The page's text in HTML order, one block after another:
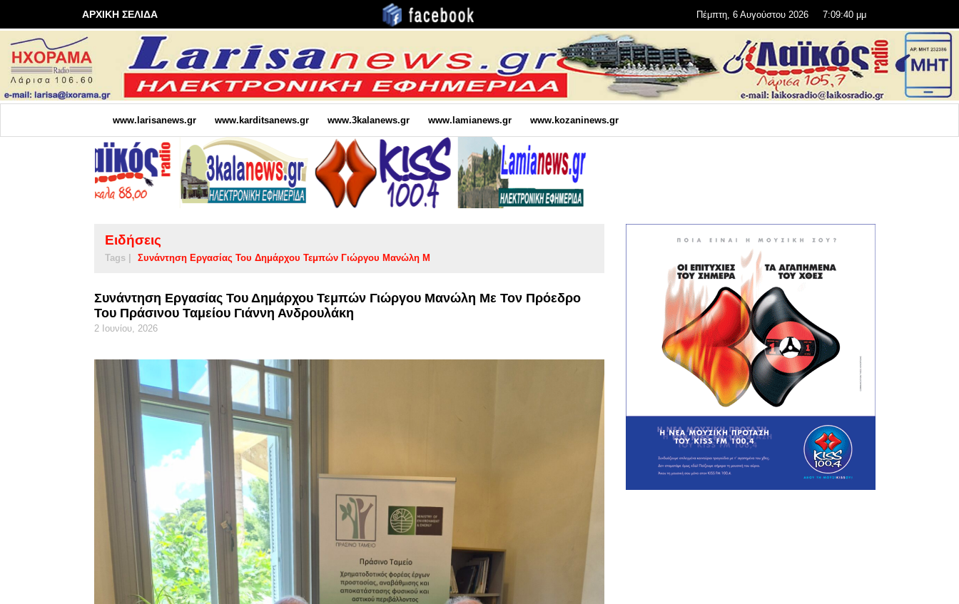
ΑΡΧΙΚΗ ΣΕΛΙΔΑ Πέμπτη, 6 Αυγούστου 2026 7:09:41 μμ
www.larisanews.gr www.karditsanews.gr www.3kalanews.gr www.lamianews.gr www.kozaninews.gr
Ειδήσεις
Tags | Συνάντηση Εργασίας Του Δημάρχου Τεμπών Γιώργου Μανώλη Μ
Συνάντηση Εργασίας Του Δημάρχου Τεμπών Γιώργου Μανώλη Με Τον Πρόεδρο
Του Πράσινου Ταμείου Γιάννη Ανδρουλάκη
2 Ιουνίου, 2026